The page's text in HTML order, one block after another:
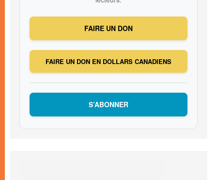
FAIRE UN DON
FAIRE UN DON EN DOLLARS CANADIENS
S’ABONNER